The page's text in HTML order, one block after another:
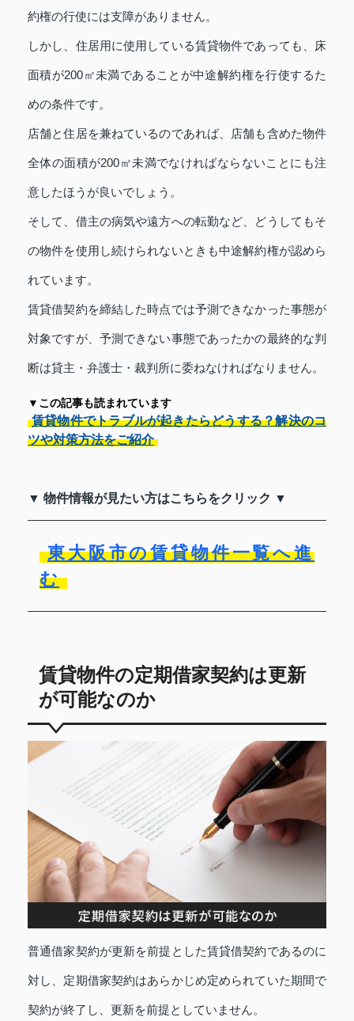
約権の行使には支障がありません。
しかし、住居用に使用している賃貸物件であっても、床
面積が200㎡未満であることが中途解約権を行使するた
めの条件です。
店舗と住居を兼ねているのであれば、店舗も含めた物件
全体の面積が200㎡未満でなければならないことにも注
意したほうが良いでしょう。
そして、借主の病気や遠方への転勤など、どうしてもそ
の物件を使用し続けられないときも中途解約権が認めら
れています。
賃貸借契約を締結した時点では予測できなかった事態が
対象ですが、予測できない事態であったかの最終的な判
断は貸主・弁護士・裁判所に委ねなければなりません。
▼この記事も読まれています
賃貸物件でトラブルが起きたらどうする？解決のコ
ツや対策方法をご紹介
▼ 物件情報が見たい方はこちらをクリック ▼
東大阪市の賃貸物件一覧へ進
む
賃貸物件の定期借家契約は更新
が可能なのか
普通借家契約が更新を前提とした賃貸借契約であるのに
対し、定期借家契約はあらかじめ定められていた期間で
契約が終了し、更新を前提としていません。